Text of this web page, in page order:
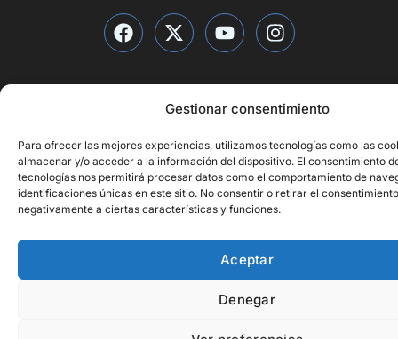
Gestionar consentimiento
Para ofrecer las mejores experiencias, utilizamos tecnologías como las
almacenar y/o acceder a la información del dispositivo. El consentimiento
tecnologías nos permitirá procesar datos como el comportamiento de
identificaciones únicas en este sitio. No consentir o retirar el
negativamente a ciertas características y funciones.
Aceptar
Denegar
© 2026 Qué está pasando